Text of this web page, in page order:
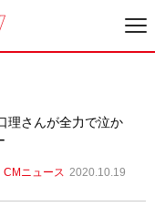
理さんが全力で泣か
CMニュース 2020.10.19